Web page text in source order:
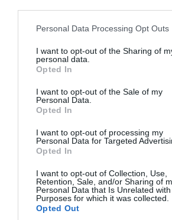
Please note that this website/app uses
not limited to your visit or usage
grant or deny consent to Google and its
use your data for below specified
consent section.
Personal Data Processing Opt Outs
I want to opt-out of the Sharing of
personal data.
Opted In
I want to opt-out of the Sale of my
Personal Data.
Opted In
I want to opt-out of processing my
Personal Data for Targeted
Opted In
I want to opt-out of Collection, Use,
Retention, Sale, and/or Sharing of
Personal Data that Is Unrelated
Purposes for which it was collected.
Opted Out
09.08.2026 | 17:02
ΣΥΡΙΖΑ για υποκλοπές: «Το
έχει συνέχεια και συνέπεια»